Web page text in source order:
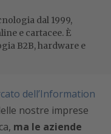
dal 1999,
e cartacee. È
B2B, hardware e
dell’Information
nostre imprese
ma le aziende